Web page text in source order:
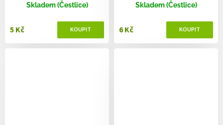
Skladem (Čestlice)
5 Kč
Skladem (Čestlice)
6 Kč